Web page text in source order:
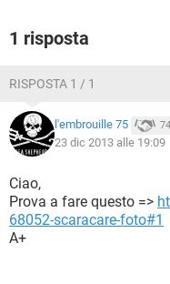
1 risposta
RISPOSTA 1 / 1
l'embrouille 75
23 dic 2013 alle 19:09
Ciao,
Prova a fare questo =>
68052-scaracare-foto#1
A+